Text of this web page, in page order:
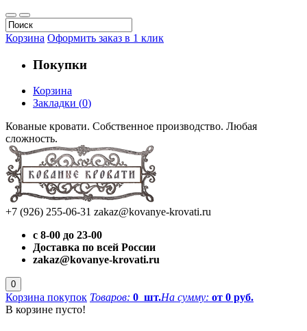
Корзина Оформить заказ в 1 клик
Покупки
Корзина
Закладки (0)
Кованые кровати. Собственное производство. Любая
сложность.
+7 (926) 255-06-31 zakaz@kovanye-krovati.ru
с 8-00 до 23-00
Доставка по всей России
zakaz@kovanye-krovati.ru
0
Корзина покупок Товаров: 0 шт.На сумму: от 0 руб.
В корзине пусто!